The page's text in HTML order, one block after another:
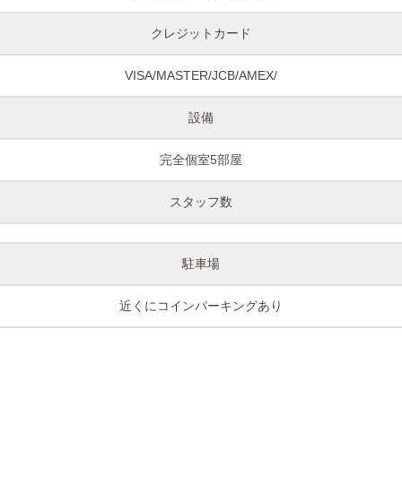
クレジットカード
VISA/MASTER/JCB/AMEX/
設備
完全個室5部屋
スタッフ数
駐車場
近くにコインパーキングあり